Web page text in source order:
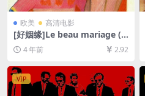
欧美 高清电影
[好姻缘]Le beau mariage (1
982)[百度网盘+迅雷云盘资源
1080P超清未删减][MP4/6G
4 年前 2.92
VIP